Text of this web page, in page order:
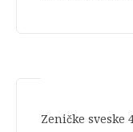
Zeničke sveske